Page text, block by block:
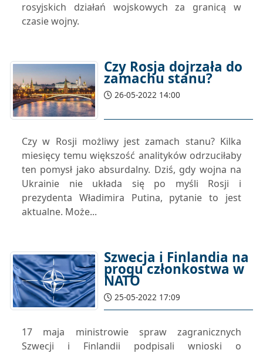
rosyjskich działań wojskowych za granicą w
czasie wojny.
Czy Rosja dojrzała do
zamachu stanu?
26-05-2022 14:00
Czy w Rosji możliwy jest zamach stanu? Kilka
miesięcy temu większość analityków odrzuciłaby
ten pomysł jako absurdalny. Dziś, gdy wojna na
Ukrainie nie układa się po myśli Rosji i
prezydenta Władimira Putina, pytanie to jest
aktualne. Może...
Szwecja i Finlandia na
progu członkostwa w
NATO
25-05-2022 17:09
17 maja ministrowie spraw zagranicznych
Szwecji i Finlandii podpisali wnioski o